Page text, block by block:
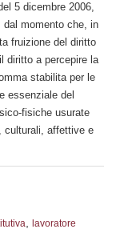
5 dicembre 2006,
dal momento che, in
fruizione del diritto
diritto a percepire la
stabilita per le
essenziale del
fisiche usurate
culturali, affettive e
lavoratore